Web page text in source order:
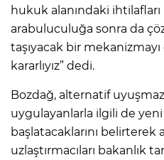
hukuk alanındaki
arabuluculuğa sonra da
taşıyacak bir
kararlıyız” dedi.
Bozdağ, alternatif
uygulayanlarla ilgili de
başlatacaklarını belirterek
uzlaştırmacıları bakanlık